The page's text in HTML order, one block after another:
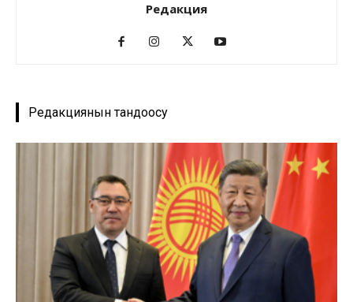
Редакция
Редакциянын тандоосу